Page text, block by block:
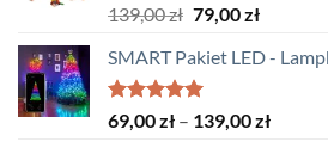
Oceniono
na 5
139,00zł Pierwotna
wynosiła:
139,00 zł.
79,00złAktualna
wynosi:
SMART Pakiet LED -
Oceniono
5.00
69,00zł – 139,00złZakres